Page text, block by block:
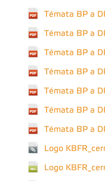
Témata BP a
Témata BP a
Témata BP a
Témata BP a
Témata BP a
Témata BP a
Témata BP a
Logo
Logo